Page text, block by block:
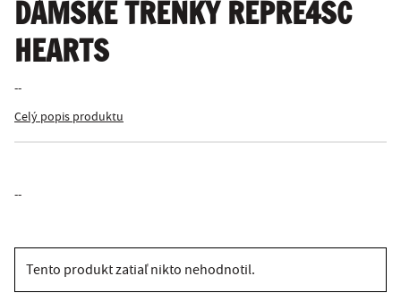
DÁMSKE TRENKY REPRE4SC
HEARTS
--
Celý popis produktu
--
Tento produkt zatiaľ nikto nehodnotil.